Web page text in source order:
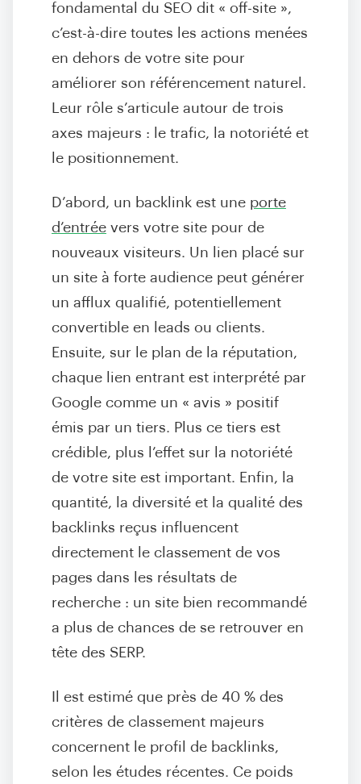
fondamental du SEO dit « off-site »,
c’est-à-dire toutes les actions menées
en dehors de votre site pour
améliorer son référencement naturel.
Leur rôle s’articule autour de trois
axes majeurs : le trafic, la notoriété et
le positionnement.
D’abord, un backlink est une porte
d’entrée vers votre site pour de
nouveaux visiteurs. Un lien placé sur
un site à forte audience peut générer
un afflux qualifié, potentiellement
convertible en leads ou clients.
Ensuite, sur le plan de la réputation,
chaque lien entrant est interprété par
Google comme un « avis » positif
émis par un tiers. Plus ce tiers est
crédible, plus l’effet sur la notoriété
de votre site est important. Enfin, la
quantité, la diversité et la qualité des
backlinks reçus influencent
directement le classement de vos
pages dans les résultats de
recherche : un site bien recommandé
a plus de chances de se retrouver en
tête des SERP.
Il est estimé que près de 40 % des
critères de classement majeurs
concernent le profil de backlinks,
selon les études récentes. Ce poids